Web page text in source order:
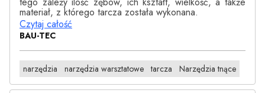
materiał, z którego tarcza została wykonana.
Czytaj całość
BAU-TEC
narzędzia narzędzia warsztatowe tarcza Narzędzia tnące